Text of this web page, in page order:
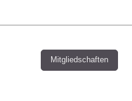
Mitgliedschaften